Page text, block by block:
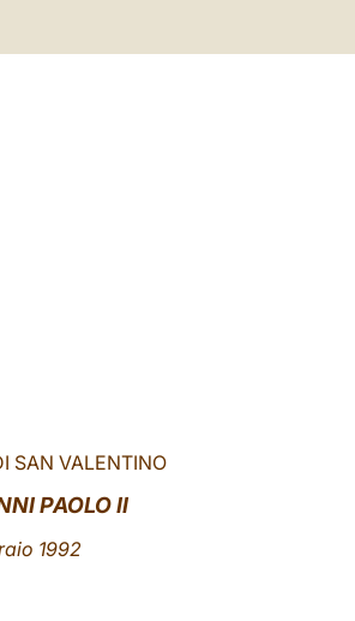
SAN VALENTINO
PAOLO II
1992